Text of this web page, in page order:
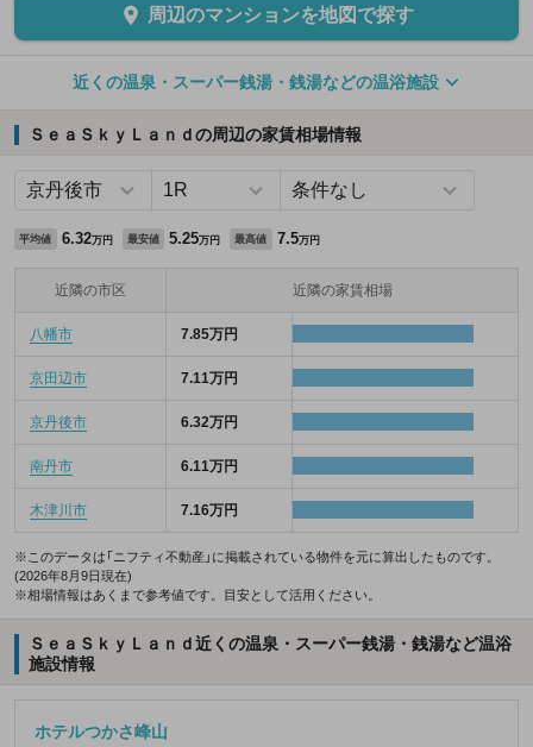
周辺のマンションを地図で探す
近くの温泉・スーパー銭湯・銭湯などの温浴施設
ＳｅａＳｋｙＬａｎｄの周辺の家賃相場情報
平均値 6.32万円 最安値 5.25万円 最高値 7.5万円
近隣の市区 近隣の家賃相場
八幡市 7.85万円
京田辺市 7.11万円
京丹後市 6.32万円
南丹市 6.11万円
木津川市 7.16万円
※このデータは「ニフティ不動産」に掲載されている物件を元に算出したものです。
(2026年8月9日現在)
※相場情報はあくまで参考値です。目安として活用ください。
ＳｅａＳｋｙＬａｎｄ近くの温泉・スーパー銭湯・銭湯など温浴
施設情報
ホテルつかさ峰山